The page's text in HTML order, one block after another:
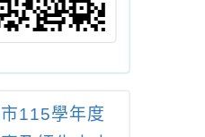
115學年度